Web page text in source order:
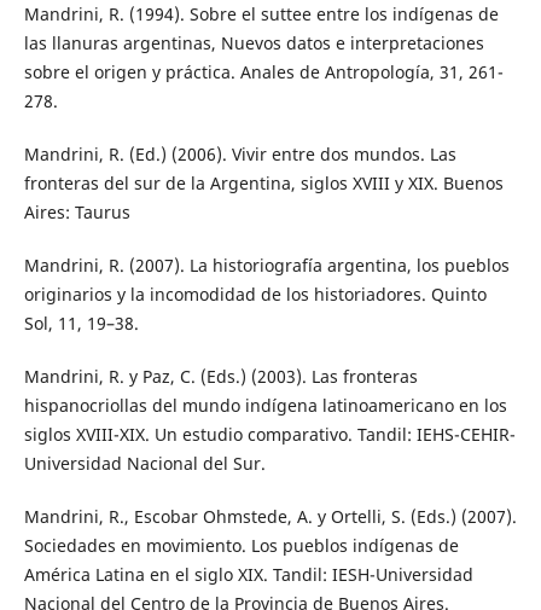
Mandrini, R. (1994). Sobre el suttee entre los indígenas de
las llanuras argentinas, Nuevos datos e interpretaciones
sobre el origen y práctica. Anales de Antropología, 31, 261-
278.
Mandrini, R. (Ed.) (2006). Vivir entre dos mundos. Las
fronteras del sur de la Argentina, siglos XVIII y XIX. Buenos
Aires: Taurus
Mandrini, R. (2007). La historiografía argentina, los pueblos
originarios y la incomodidad de los historiadores. Quinto
Sol, 11, 19–38.
Mandrini, R. y Paz, C. (Eds.) (2003). Las fronteras
hispanocriollas del mundo indígena latinoamericano en los
siglos XVIII-XIX. Un estudio comparativo. Tandil: IEHS-CEHIR-
Universidad Nacional del Sur.
Mandrini, R., Escobar Ohmstede, A. y Ortelli, S. (Eds.) (2007).
Sociedades en movimiento. Los pueblos indígenas de
América Latina en el siglo XIX. Tandil: IESH-Universidad
Nacional del Centro de la Provincia de Buenos Aires.